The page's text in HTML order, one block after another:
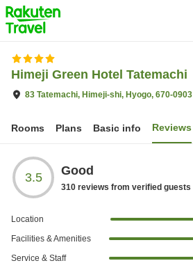
to
top
page
Himeji Green Hotel Tatemachi
83 Tatemachi, Himeji-shi, Hyogo, 670-0903
Rooms Plans Basic info Reviews
3.5 Good
310 reviews from verified guests
Location
Facilities & Amenities
Service & Staff